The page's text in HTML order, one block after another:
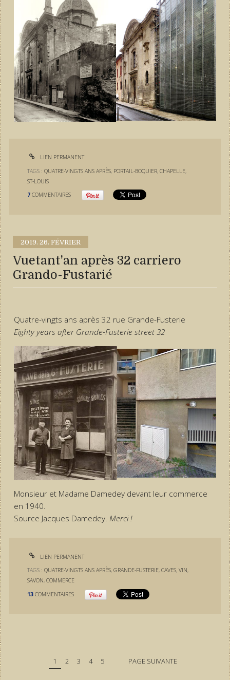
LIEN PERMANENT
TAGS :QUATRE-VINGTS ANS APRÈS, PORTAIL-BOQUIER,CHAPELLE,
ST-LOUIS
7 COMMENTAIRES
2019. 26. FÉVRIER
Vuetant'an après 32 carriero
Grando-Fustarié
Quatre-vingts ans après 32 rue Grande-Fusterie
Eighty years after Grande-Fusterie street 32
Monsieur et Madame Damedey devant leur commerce
en 1940.
Source Jacques Damedey. Merci !
LIEN PERMANENT
TAGS :QUATRE-VINGTS ANS APRÈS,GRANDE-FUSTERIE,CAVES,VIN,
SAVON,COMMERCE
13 COMMENTAIRES
1 2 3 4 5 PAGE SUIVANTE